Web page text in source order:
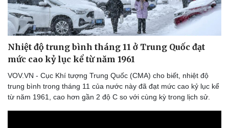
Nhiệt độ trung bình tháng 11 ở Trung Quốc đạt
mức cao kỷ lục kể từ năm 1961
VOV.VN - Cục Khí tượng Trung Quốc (CMA) cho biết, nhiệt độ
trung bình trong tháng 11 của nước này đã đạt mức cao kỷ lục kể
từ năm 1961, cao hơn gần 2 độ C so với cùng kỳ trong lịch sử.